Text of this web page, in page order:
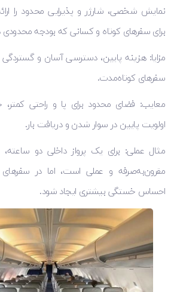
نمایش شخصی، شارژر و پذیرایی محدود را
برای سفرهای کوتاه و کسانی که بودجه
مزایا: هزینه پایین، دسترسی آسان و
سفرهای کوتاه‌مدت.
معایب: فضای محدود برای پا و راحتی
اولویت پایین در سوار شدن و دریافت بار.
مثال عملی: برای یک پرواز داخلی دو
مقرون‌به‌صرفه و عملی است، اما در
احساس خستگی بیشتری ایجاد شود.